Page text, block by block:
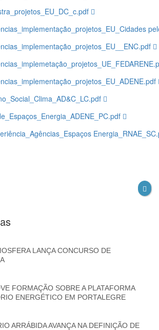
LANÇA CONCURSO DE
FORMAÇÃO SOBRE A PLATAFORMA
ENERGÉTICO EM PORTALEGRE
ARRÁBIDA AVANÇA NA DEFINIÇÃO DE